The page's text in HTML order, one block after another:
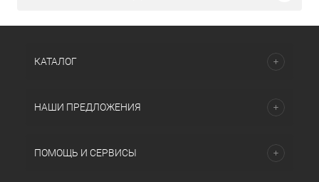
КАТАЛОГ
НАШИ ПРЕДЛОЖЕНИЯ
ПОМОЩЬ И СЕРВИСЫ